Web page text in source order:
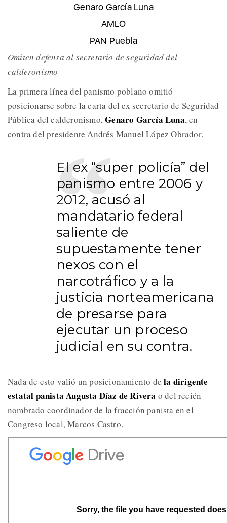
Genaro García Luna
AMLO
PAN Puebla
Omiten defensa al secretario de seguridad del
calderonismo
La primera línea del panismo poblano omitió
posicionarse sobre la carta del ex secretario de Seguridad
Pública del calderonismo,Genaro García Luna, en
contra del presidente Andrés Manuel López Obrador.
El ex “super policía” del
panismo entre 2006 y
2012, acusó al
mandatario federal
saliente de
supuestamente tener
nexos con el
narcotráfico y a la
justicia norteamericana
de presarse para
ejecutar un proceso
judicial en su contra.
Nada de esto valió un posicionamiento de la dirigente
estatal panista Augusta Díaz de Rivera o del recién
nombrado coordinador de la fracción panista en el
Congreso local, Marcos Castro.